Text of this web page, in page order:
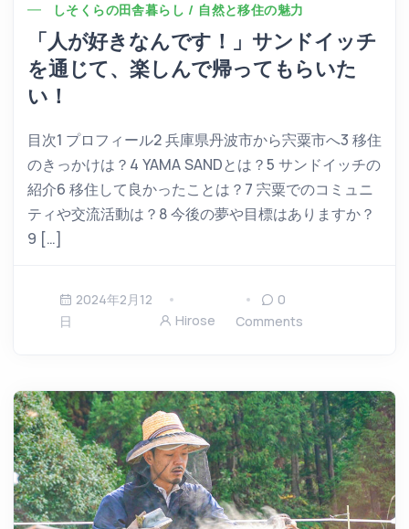
しそくらの田舎暮らし / 自然と移住の魅力
「人が好きなんです！」サンドイッチ
を通じて、楽しんで帰ってもらいた
い！
目次1 プロフィール2 兵庫県丹波市から宍粟市へ3 移住
のきっかけは？4 YAMA SANDとは？5 サンドイッチの
紹介6 移住して良かったことは？7 宍粟でのコミュニ
ティや交流活動は？8 今後の夢や目標はありますか？
9 […]
2024年2月12
日
Hirose
0
Comments